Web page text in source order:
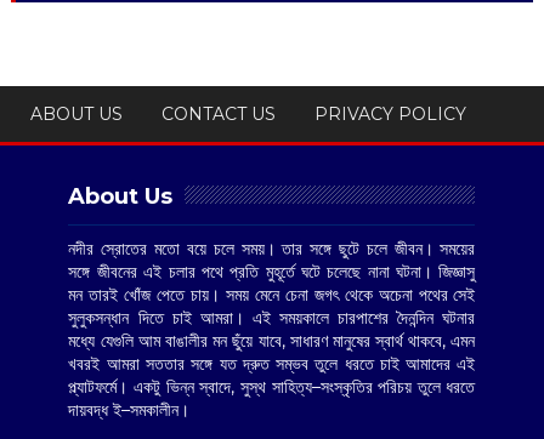
ABOUT US CONTACT US PRIVACY POLICY
About Us
নদীর স্রোতের মতো বয়ে চলে সময়। তার সঙ্গে ছুটে চলে জীবন। সময়ের
সঙ্গে জীবনের এই চলার পথে প্রতি মুহূর্তে ঘটে চলেছে নানা ঘটনা। জিজ্ঞাসু
মন তারই খোঁজ পেতে চায়। সময় মেনে চেনা জগৎ থেকে অচেনা পথের সেই
সুলুকসন্ধান দিতে চাই আমরা। এই সময়কালে চারপাশের দৈনন্দিন ঘটনার
মধ্যে যেগুলি আম বাঙালীর মন ছুঁয়ে যাবে, সাধারণ মানুষের স্বার্থ থাকবে, এমন
খবরই আমরা সততার সঙ্গে যত দ্রুত সম্ভব তুলে ধরতে চাই আমাদের এই
প্ল্যাটফর্মে। একটু ভিন্ন স্বাদে, সুস্থ সাহিত্য–সংস্কৃতির পরিচয় তুলে ধরতে
দায়বদ্ধ ই–সমকালীন।